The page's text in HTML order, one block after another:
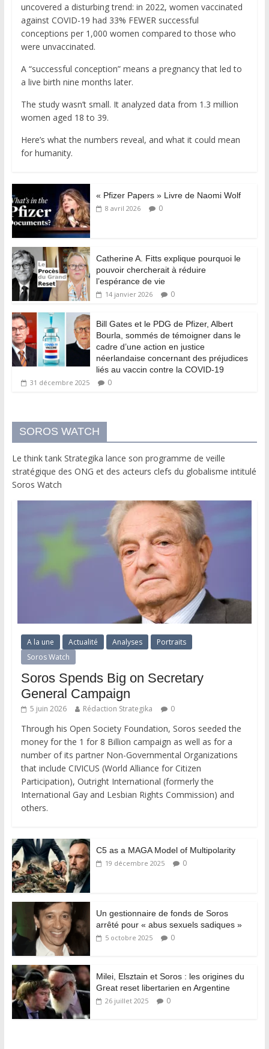
uncovered a disturbing trend: in 2022, women vaccinated
against COVID-19 had 33% FEWER successful
conceptions per 1,000 women compared to those who
were unvaccinated.
A “successful conception” means a pregnancy that led to
a live birth nine months later.
The study wasn’t small. It analyzed data from 1.3 million
women aged 18 to 39.
Here’s what the numbers reveal, and what it could mean
for humanity.
« Pfizer Papers » Livre de Naomi Wolf
8 avril 2026 0
Catherine A. Fitts explique pourquoi le
pouvoir chercherait à réduire
l’espérance de vie
14 janvier 2026 0
Bill Gates et le PDG de Pfizer, Albert
Bourla, sommés de témoigner dans le
cadre d’une action en justice
néerlandaise concernant des préjudices
liés au vaccin contre la COVID-19
31 décembre 2025 0
SOROS WATCH
Le think tank Strategika lance son programme de veille
stratégique des ONG et des acteurs clefs du globalisme intitulé
Soros Watch
A la une Actualité Analyses
Portraits
Soros Watch
Soros Spends Big on Secretary
General Campaign
5 juin 2026 Rédaction Strategika 0
Through his Open Society Foundation, Soros seeded the
money for the 1 for 8 Billion campaign as well as for a
number of its partner Non-Governmental Organizations
that include CIVICUS (World Alliance for Citizen
Participation), Outright International (formerly the
International Gay and Lesbian Rights Commission) and
others.
C5 as a MAGA Model of Multipolarity
19 décembre 2025 0
Un gestionnaire de fonds de Soros
arrêté pour « abus sexuels sadiques »
5 octobre 2025 0
Milei, Elsztain et Soros : les origines du
Great reset libertarien en Argentine
26 juillet 2025 0